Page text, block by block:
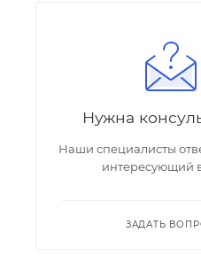
Нужна
Наши специалисты
интересующий
ЗАДАТЬ